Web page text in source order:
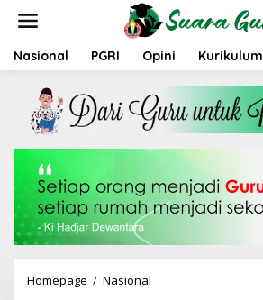
t
Nasional PGRI Opini Kurikulum
Homepage / Nasional